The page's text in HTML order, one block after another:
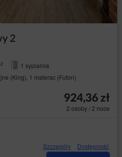
2
2
1 sypialnia
(King), 1 materac (Futon)
924,36 zł
2 osoby / 2 noce
Szczegóły Dostępność